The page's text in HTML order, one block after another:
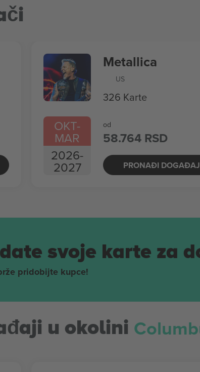
OKT-
MAR
2026-
2027
Metallica
US
326 Karte
od
58.764 RSD
PRONAĐI DOGAĐAJ
svoje karte za
pridobijte kupce!
u okolini